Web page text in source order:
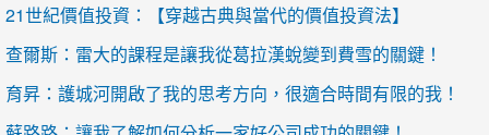
21世紀價值投資：【穿越古典與當代的價值投資法】
查爾斯：雷大的課程是讓我從葛拉漢蛻變到費雪的關鍵！
育昇：護城河開啟了我的思考方向，很適合時間有限的我！